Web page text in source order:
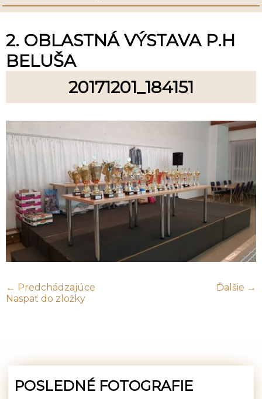
2. OBLASTNÁ VÝSTAVA P.H
BELUŠA
20171201_184151
← Predchádzajúce
Ďalšie →
Naspäť do zložky
POSLEDNÉ FOTOGRAFIE